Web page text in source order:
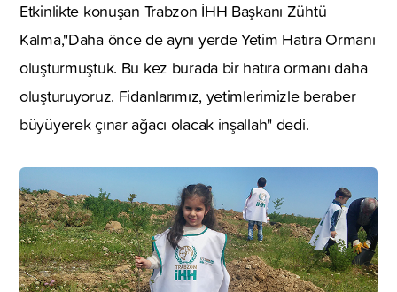
Etkinlikte konuşan Trabzon İHH Başkanı Zühtü
Kalma,"Daha önce de aynı yerde Yetim Hatıra Ormanı
oluşturmuştuk. Bu kez burada bir hatıra ormanı daha
oluşturuyoruz. Fidanlarımız, yetimlerimizle beraber
büyüyerek çınar ağacı olacak inşallah" dedi.